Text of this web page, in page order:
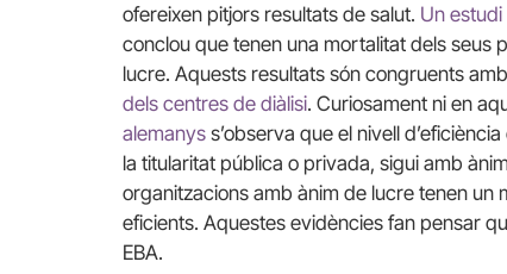
ofereixen pitjors resultats de salut. Un
conclou que tenen una mortalitat dels seus
lucre. Aquests resultats són congruents
dels centres de diàlisi. Curiosament ni en
alemanys s’observa que el nivell
la titularitat pública o privada, sigui amb
organitzacions amb ànim de lucre tenen un
eficients. Aquestes evidències fan pensar
EBA.